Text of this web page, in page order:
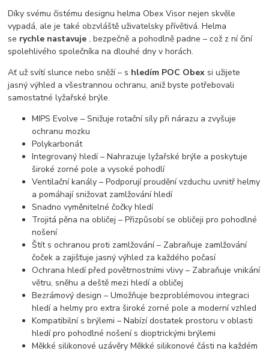
Díky svému čistému designu helma Obex Visor nejen skvěle
vypadá, ale je také obzvláště uživatelsky přívětivá. Helma
se rychle nastavuje , bezpečně a pohodlně padne – což z ní činí
spolehlivého společníka na dlouhé dny v horách.
Ať už svítí slunce nebo sněží – s hledím POC Obex si užijete
jasný výhled a všestrannou ochranu, aniž byste potřebovali
samostatné lyžařské brýle.
MIPS Evolve – Snižuje rotační síly při nárazu a zvyšuje
ochranu mozku
Polykarbonát
Integrovaný hledí – Nahrazuje lyžařské brýle a poskytuje
široké zorné pole a vysoké pohodlí
Ventilační kanály – Podporují proudění vzduchu uvnitř helmy
a pomáhají snižovat zamlžování hledí
Snadno vyměnitelné čočky hledí
Trojitá pěna na obličej – Přizpůsobí se obličeji pro pohodlné
nošení
Štít s ochranou proti zamlžování – Zabraňuje zamlžování
čoček a zajišťuje jasný výhled za každého počasí
Ochrana hledí před povětrnostními vlivy – Zabraňuje vnikání
větru, sněhu a deště mezi hledí a obličej
Bezrámový design – Umožňuje bezproblémovou integraci
hledí a helmy pro extra široké zorné pole a moderní vzhled
Kompatibilní s brýlemi – Nabízí dostatek prostoru v oblasti
hledí pro pohodlné nošení s dioptrickými brýlemi
Měkké silikonové uzávěry Měkké silikonové části na každém